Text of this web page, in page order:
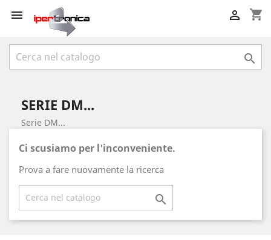
 shopping_cart


SERIE DM...
Serie DM...
Ci scusiamo per l'inconveniente.
Prova a fare nuovamente la ricerca
